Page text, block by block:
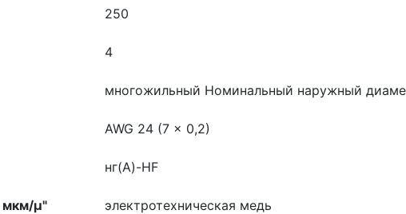
250
4
многожильный Номинальный наружный
AWG 24 (7 x 0,2)
нг(A)-HF
мкм/µ" электротехническая медь